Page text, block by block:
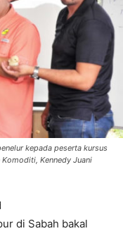
kepada peserta kursus
Kennedy Juani
di Sabah bakal